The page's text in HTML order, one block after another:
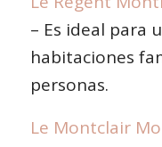
– Es ideal para
habitaciones
personas.
Le Montclair